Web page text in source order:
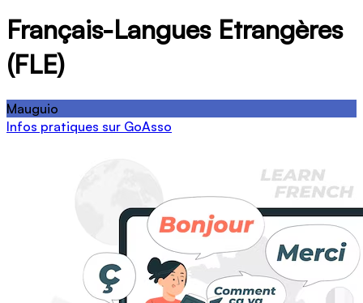
Français-Langues Etrangères
(FLE)
Mauguio
Infos pratiques sur GoAsso